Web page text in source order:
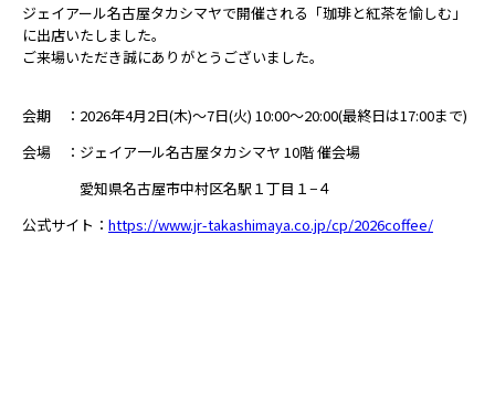
ジェイアール名古屋タカシマヤで開催される「珈琲と紅茶を愉しむ」
に出店いたしました。
ご来場いただき誠にありがとうございました。
会期 ：2026年4月2日(木)～7日(火) 10:00～20:00(最終日は17:00まで)
会場 ：ジェイア一ル名古屋タカシマヤ 10階 催会場
愛知県名古屋市中村区名駅１丁目１−４
公式サイト： https://www.jr-takashimaya.co.jp/cp/2026coffee/